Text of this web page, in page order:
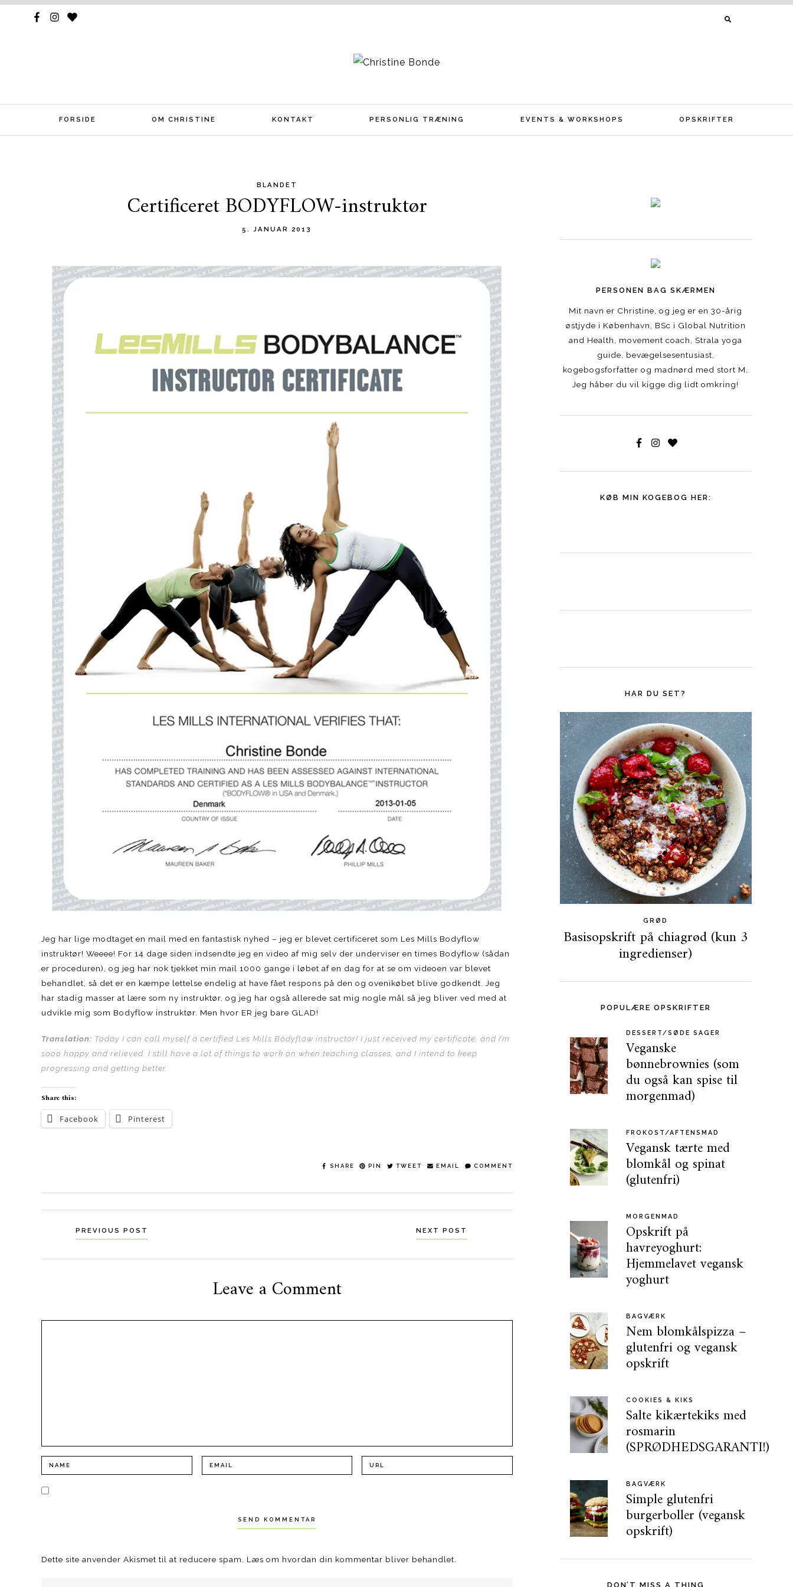
FORSIDE OM CHRISTINE KONTAKT PERSONLIG TRÆNING EVENTS & WORKSHOPS OPSKRIFTER
BLANDET
Certificeret BODYFLOW-instruktør
5. JANUAR 2013
Jeg har lige modtaget en mail med en fantastisk nyhed – jeg er blevet certificeret som Les Mills Bodyflow
instruktør! Weeee! For 14 dage siden indsendte jeg en video af mig selv der underviser en times Bodyflow (sådan
er proceduren), og jeg har nok tjekket min mail 1000 gange i løbet af en dag for at se om videoen var blevet
behandlet, så det er en kæmpe lettelse endelig at have fået respons på den og ovenikøbet blive godkendt. Jeg
har stadig masser at lære som ny instruktør, og jeg har også allerede sat mig nogle mål så jeg bliver ved med at
udvikle mig som Bodyflow instruktør. Men hvor ER jeg bare GLAD!
Translation: Today I can call myself a certified Les Mills Bodyflow instructor! I just received my certificate, and I’m
sooo happy and relieved. I still have a lot of things to work on when teaching classes, and I intend to keep
progressing and getting better.
Share this:
Facebook Pinterest
SHARE PIN TWEET EMAIL COMMENT
Navigation
til
PREVIOUS POST NEXT POST
Leave a Comment
Dette site anvender Akismet til at reducere spam. Læs om hvordan din kommentar bliver behandlet.
PERSONEN BAG SKÆRMEN
Mit navn er Christine, og jeg er en 30-årig
østjyde i København, BSc i Global Nutrition
and Health, movement coach, Strala yoga
guide, bevægelsesentusiast,
kogebogsforfatter og madnørd med stort M.
Jeg håber du vil kigge dig lidt omkring!
KØB MIN KOGEBOG HER:
HAR DU SET?
GRØD
Basisopskrift på chiagrød (kun 3
ingredienser)
POPULÆRE OPSKRIFTER
DESSERT/SØDE SAGER
Veganske
bønnebrownies (som
du også kan spise til
morgenmad)
FROKOST/AFTENSMAD
Vegansk tærte med
blomkål og spinat
(glutenfri)
MORGENMAD
Opskrift på
havreyoghurt:
Hjemmelavet vegansk
yoghurt
BAGVÆRK
Nem blomkålspizza –
glutenfri og vegansk
opskrift
COOKIES & KIKS
Salte kikærtekiks med
rosmarin
(SPRØDHEDSGARANTI!)
BAGVÆRK
Simple glutenfri
burgerboller (vegansk
opskrift)
DON’T MISS A THING